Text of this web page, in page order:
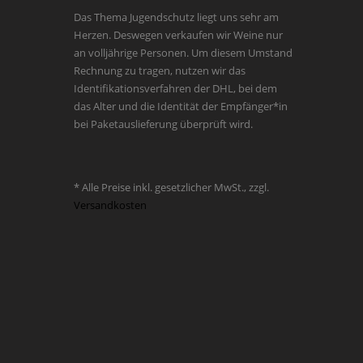
Das Thema Jugendschutz liegt uns sehr am
Herzen. Deswegen verkaufen wir Weine nur
an volljährige Personen. Um diesem Umstand
Rechnung zu tragen, nutzen wir das
Identifikationsverfahren der DHL, bei dem
das Alter und die Identität der Empfänger*in
bei Paketauslieferung überprüft wird.
* Alle Preise inkl. gesetzlicher MwSt., zzgl.
Versandkosten